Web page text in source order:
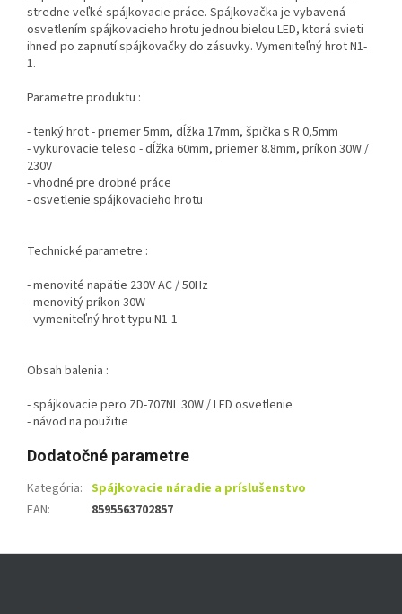
stredne veľké spájkovacie práce. Spájkovačka je vybavená
osvetlením spájkovacieho hrotu jednou bielou LED, ktorá svieti
ihneď po zapnutí spájkovačky do zásuvky. Vymeniteľný hrot N1-
1.
Parametre produktu :
- tenký hrot - priemer 5mm, dĺžka 17mm, špička s R 0,5mm
- vykurovacie teleso - dĺžka 60mm, priemer 8.8mm, príkon 30W /
230V
- vhodné pre drobné práce
- osvetlenie spájkovacieho hrotu
Technické parametre :
- menovité napätie 230V AC / 50Hz
- menovitý príkon 30W
- vymeniteľný hrot typu N1-1
Obsah balenia :
- spájkovacie pero ZD-707NL 30W / LED osvetlenie
- návod na použitie
Dodatočné parametre
Kategória: Spájkovacie náradie a príslušenstvo
EAN: 8595563702857